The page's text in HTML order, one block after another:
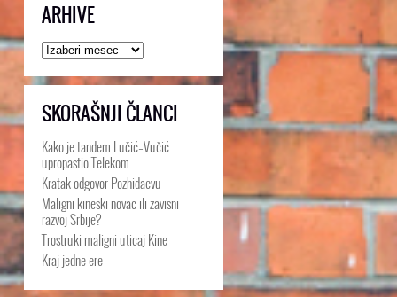
ARHIVE
Arhive
SKORAŠNJI ČLANCI
Kako je tandem Lučić–Vučić
upropastio Telekom
Kratak odgovor Pozhidaevu
Maligni kineski novac ili zavisni
razvoj Srbije?
Trostruki maligni uticaj Kine
Kraj jedne ere